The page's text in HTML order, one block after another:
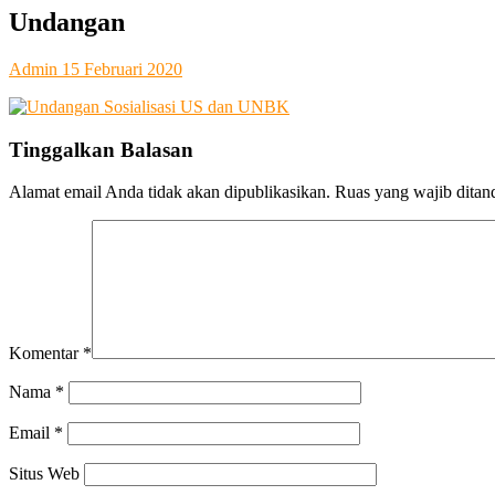
SMA Kesatrian 2 Semarang
Undangan
Admin 15 Februari 2020
Tinggalkan Balasan
Alamat email Anda tidak akan dipublikasikan. Ruas yang wajib
Komentar *
Nama *
Email *
Situs Web